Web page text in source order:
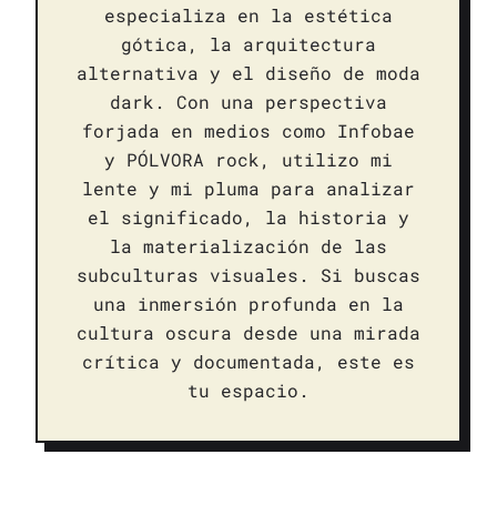
especializa en la estética
gótica, la arquitectura
alternativa y el diseño de moda
dark. Con una perspectiva
forjada en medios como Infobae
y PÓLVORA rock, utilizo mi
lente y mi pluma para analizar
el significado, la historia y
la materialización de las
subculturas visuales. Si buscas
una inmersión profunda en la
cultura oscura desde una mirada
crítica y documentada, este es
tu espacio.